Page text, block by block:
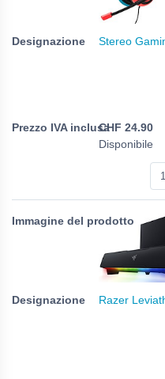
Stereo
CHF 24.90
Disponibile
Razer